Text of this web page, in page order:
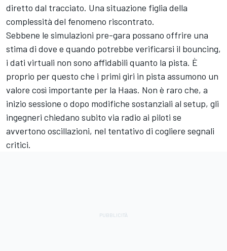
diretto dal tracciato. Una situazione figlia della
complessità del fenomeno riscontrato.
Sebbene le simulazioni pre-gara possano offrire una
stima di dove e quando potrebbe verificarsi il bouncing,
i dati virtuali non sono affidabili quanto la pista. È
proprio per questo che i primi giri in pista assumono un
valore così importante per la Haas. Non è raro che, a
inizio sessione o dopo modifiche sostanziali al setup, gli
ingegneri chiedano subito via radio ai piloti se
avvertono oscillazioni, nel tentativo di cogliere segnali
critici.